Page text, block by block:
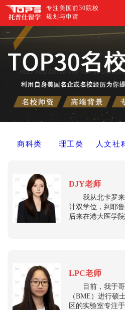
专注美国前30院校
规划与申请
商科类 理工类 人文社
DJY老师
我从北卡罗来
计双学位，到耶
后来在港大医学
生与传染病建模
LPC老师
目前，我于哥
（BME）进行硕
区的实验室专注